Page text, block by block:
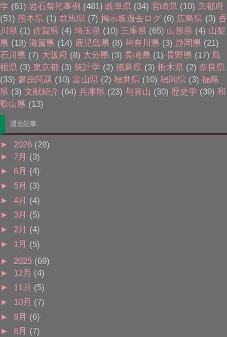
学 (61) 岩石祭祀事例 (481) 岐阜県 (34) 宮崎県 (10) 京都府
(51) 熊本県 (1) 群馬県 (7) 掲示板過去ログ (6) 広島県 (3) 香
川県 (1) 佐賀県 (4) 埼玉県 (10) 三重県 (65) 山形県 (4) 山梨
県 (13) 滋賀県 (14) 鹿児島県 (8) 神奈川県 (3) 静岡県 (21)
石川県 (7) 大阪府 (8) 大分県 (3) 長崎県 (1) 長野県 (17) 島
根県 (3) 東京都 (3) 統計学 (2) 徳島県 (3) 栃木県 (2) 奈良県
(33) 磐座問題 (10) 富山県 (2) 福井県 (10) 福岡県 (3) 福島
県 (3) 文献紹介 (64) 兵庫県 (23) 与喜山 (30) 歴史学 (39) 和
歌山県 (13)
過去記事
► 2026 (28)
► 7月 (3)
► 6月 (4)
► 5月 (3)
► 4月 (4)
► 3月 (5)
► 2月 (4)
► 1月 (5)
► 2025 (69)
► 12月 (4)
► 11月 (5)
► 10月 (7)
► 9月 (6)
► 8月 (7)